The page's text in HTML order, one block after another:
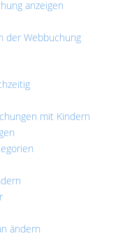
anzeigen
der Webbuchung
mit Kindern
ändern